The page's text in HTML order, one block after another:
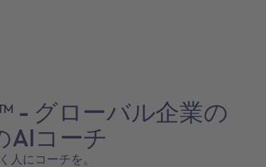
- グローバル企業の
AIコーチ
人にコーチを。